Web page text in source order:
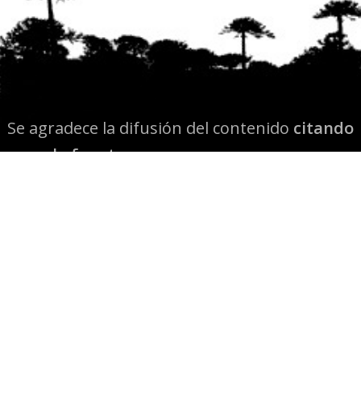
Se agradece la difusión del contenido citando
la fuente www.mapuexpress.org